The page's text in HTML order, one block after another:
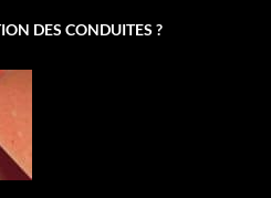
DES CONDUITES ?